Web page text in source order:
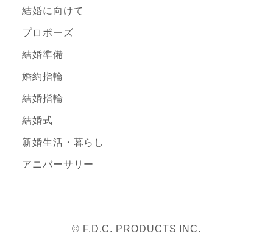
結婚に向けて
プロポーズ
結婚準備
婚約指輪
結婚指輪
結婚式
新婚生活・暮らし
アニバーサリー
© F.D.C. PRODUCTS INC.